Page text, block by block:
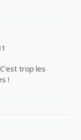
trop les
!